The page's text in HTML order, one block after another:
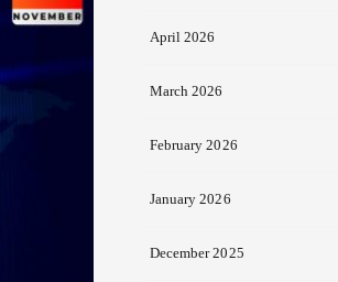
April 2026
March 2026
February 2026
January 2026
December 2025